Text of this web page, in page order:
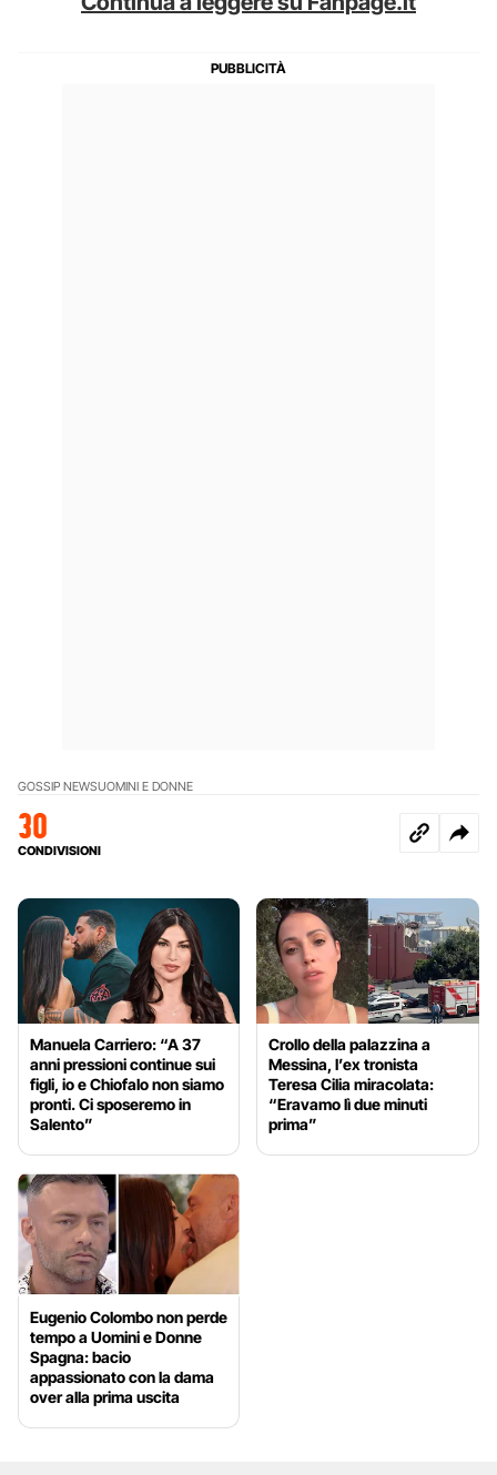
GOSSIP NEWSUOMINI E DONNE
30
CONDIVISIONI
Manuela Carriero: “A 37
anni pressioni continue sui
figli, io e Chiofalo non siamo
pronti. Ci sposeremo in
Salento”
Crollo della palazzina a
Messina, l’ex tronista
Teresa Cilia miracolata:
“Eravamo lì due minuti
prima”
Eugenio Colombo non perde
tempo a Uomini e Donne
Spagna: bacio
appassionato con la dama
over alla prima uscita